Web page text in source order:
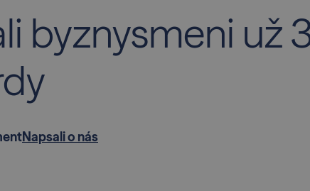
byznysmeni už
Napsali o nás